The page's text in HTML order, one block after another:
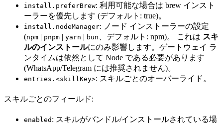
install.preferBrew: 利用可能な場合は brew インスト
ーラーを優先します (デフォルト: true)。
install.nodeManager: ノード インストーラーの設定
(npm | pnpm | yarn | bun 、デフォルト: npm)。 これは スキ
ルのインストールにのみ影響します。ゲートウェイ ラ
ンタイムは依然として Node である必要があります
(WhatsApp/Telegram には推奨されません)。
entries.<skillKey>: スキルごとのオーバーライド。
スキルごとのフィールド:
enabled : スキルがバンドル/インストールされている場